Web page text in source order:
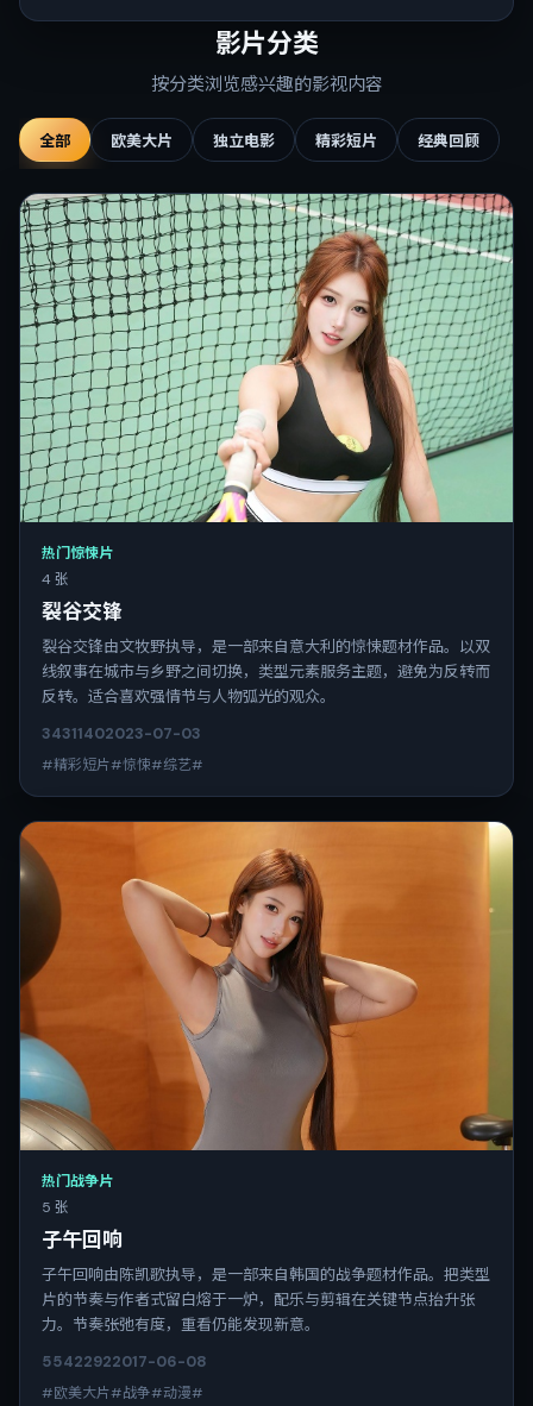
影片分类
按分类浏览感兴趣的影视内容
全部 欧美大片 独立电影 精彩短片 经典回顾
热门惊悚片
4 张
裂谷交锋
裂谷交锋由文牧野执导，是一部来自意大利的惊悚题材作品。以双
线叙事在城市与乡野之间切换，类型元素服务主题，避免为反转而
反转。适合喜欢强情节与人物弧光的观众。
34311402023-07-03
#精彩短片#惊悚#综艺#
热门战争片
5 张
子午回响
子午回响由陈凯歌执导，是一部来自韩国的战争题材作品。把类型
片的节奏与作者式留白熔于一炉，配乐与剪辑在关键节点抬升张
力。节奏张弛有度，重看仍能发现新意。
55422922017-06-08
#欧美大片#战争#动漫#